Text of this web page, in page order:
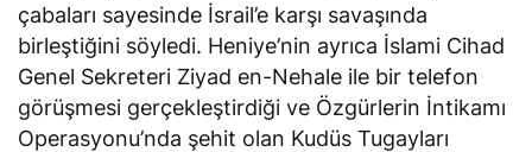
çabaları sayesinde İsrail’e karşı savaşında
birleştiğini söyledi. Heniye’nin ayrıca İslami Cihad
Genel Sekreteri Ziyad en-Nehale ile bir telefon
görüşmesi gerçekleştirdiği ve Özgürlerin İntikamı
Operasyonu’nda şehit olan Kudüs Tugayları